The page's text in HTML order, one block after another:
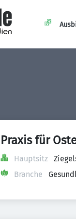
Praxis für
Hauptsitz
Branche